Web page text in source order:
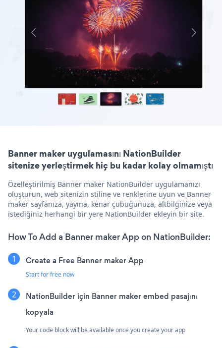
Banner maker uygulamasını NationBuilder
sitenize yerleştirmek hiç bu kadar kolay olmamıştı
Özelleştirilmiş Banner maker NationBuilder uygulamanızı
oluşturun, web sitenizin stiline ve renklerine uyun ve Banner
maker sayfanıza, yayına, kenar çubuğunuza, altbilginize veya
istediğiniz herhangi bir yere NationBuilder ekleyin bir site.
How To Add a Banner maker App on NationBuilder:
Create a Free Banner maker App
Start for free now
NationBuilder için Banner maker embed pasajını
kopyala
Your code block will be available once you create your app